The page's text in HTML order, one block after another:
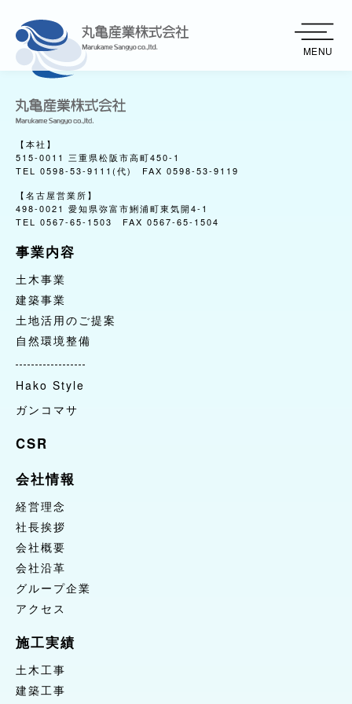
MENU
事業内容
土木事業
建築事業
土地活用のご提案
自然環境整備
CSR
会社情報
会社概要
会社沿革
グループ企業
アクセス
施工実績
土木工事
自然環境整備
お問合せ
【本社】
515-0011 三重県松阪市高町450-1
TEL 0598-53-9111(代) FAX 0598-53-9119
【名古屋営業所】
498-0021 愛知県弥富市鯏浦町東気開4-1
TEL 0567-65-1503 FAX 0567-65-1504
事業内容
土木事業
建築事業
土地活用のご提案
自然環境整備
Hako Style
ガンコマサ
CSR
会社情報
経営理念
社長挨拶
会社概要
会社沿革
グループ企業
アクセス
施工実績
土木工事
建築工事